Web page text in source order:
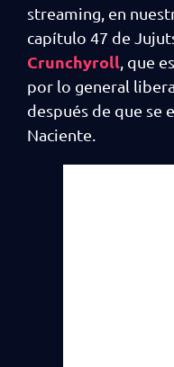
streaming, en
capítulo 47 de
Crunchyroll, que
por lo general
después de que se
Naciente.